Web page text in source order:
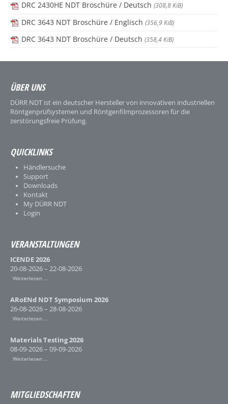
DRC 2430HE NDT Broschüre / Deutsch (308,8 KiB)
DRC 3643 NDT Broschüre / Englisch (356,9 KiB)
DRC 3643 NDT Broschüre / Deutsch (358,4 KiB)
ÜBER UNS
DÜRR NDT ist ein deutscher Hersteller von innovativen industriellen
Röntgenprüfsystemen und Röntgenfilmprozessoren für die
zerstörungsfreie Prüfung.
QUICKLINKS
Händlersuche
Support
Downloads
Kontakt
My DÜRR NDT
Login
VERANSTALTUNGEN
ICENDE 2026
20-08-2026 – 22-08-2026
Weiterlesen …
ARoENd NDT Symposium 2026
26-08-2026 – 28-08-2026
Weiterlesen …
Materials Testing 2026
08-09-2026 – 09-09-2026
Weiterlesen …
MITGLIEDSCHAFTEN